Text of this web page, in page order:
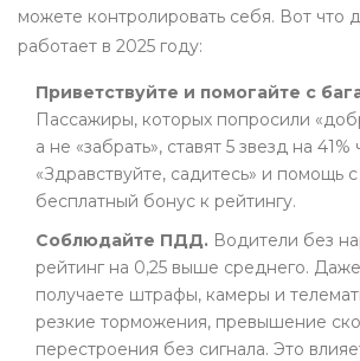
можете контролировать себя. Вот что
работает в 2025 году:
Приветствуйте и помогайте с
Пассажиры, которых попросили
а не «забрать», ставят 5 звезд на
«Здравствуйте, садитесь» и помощь
бесплатный бонус к рейтингу.
Соблюдайте ПДД. Водители без
рейтинг на 0,25 выше среднего.
получаете штрафы, камеры и
резкие торможения, превышение
перестроения без сигнала. Это